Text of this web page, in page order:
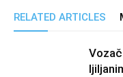
RELATED ARTICLES